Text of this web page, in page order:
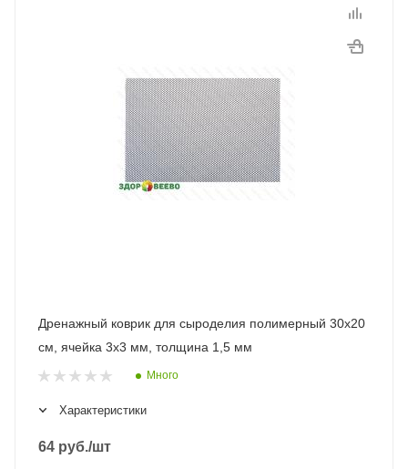
Дренажный коврик для сыроделия полимерный 30х20
см, ячейка 3х3 мм, толщина 1,5 мм
Много
Характеристики
64 руб./шт